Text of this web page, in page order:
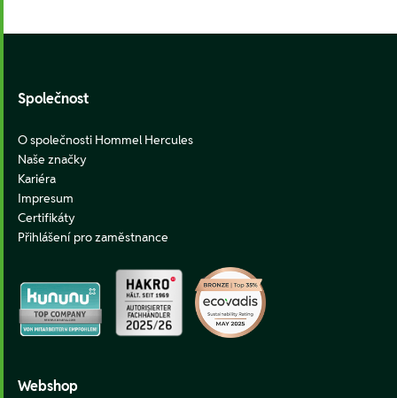
Společnost
O společnosti Hommel Hercules
Naše značky
Kariéra
Impresum
Certifikáty
Přihlášení pro zaměstnance
Webshop